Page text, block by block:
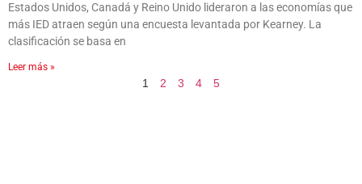
Estados Unidos, Canadá y Reino Unido lideraron a las economías que
más IED atraen según una encuesta levantada por Kearney. La
clasificación se basa en
Leer más »
1 2 3 4 5